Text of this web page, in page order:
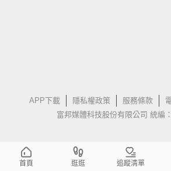
APP下載 隱私權政策 服務條款
富邦媒體科技股份有限公司 統編
首頁 逛逛 追蹤清單